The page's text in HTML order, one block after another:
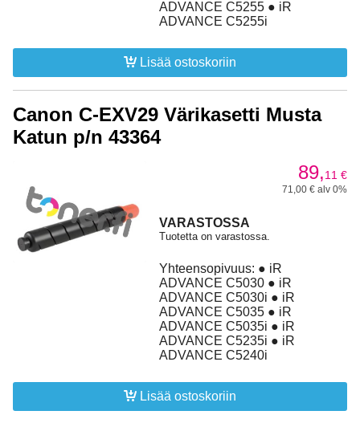
ADVANCE C5255 ● iR
ADVANCE C5255i
Lisää ostoskoriin
Canon C-EXV29 Värikasetti Musta
Katun p/n 43364
89,11 €
71,00 € alv 0%
VARASTOSSA
Tuotetta on varastossa.
Yhteensopivuus: ● iR
ADVANCE C5030 ● iR
ADVANCE C5030i ● iR
ADVANCE C5035 ● iR
ADVANCE C5035i ● iR
ADVANCE C5235i ● iR
ADVANCE C5240i
Lisää ostoskoriin